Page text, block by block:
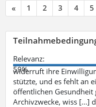
« 1 2 3 4 5
Relevanz:
59%
widerruft ihre
stützte, und es fehlt an
öffentlichen Gesundheit
Archivzwecke, wiss [...]